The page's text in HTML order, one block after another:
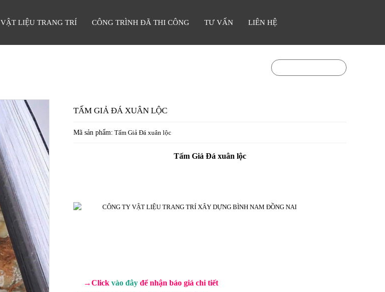
VẬT LIỆU TRANG TRÍ CÔNG TRÌNH ĐÃ THI CÔNG TƯ VẤN LIÊN HỆ
TẤM GIẢ ĐÁ XUÂN LỘC
Mã sản phẩm: Tấm Giả Đá xuân lộc
Tấm Giả Đá xuân lộc
→Click vào đâyđể nhận báo giá chi tiết